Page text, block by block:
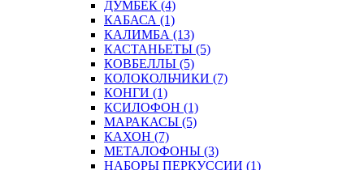
ДУМБЕК (4)
КАБАСА (1)
КАЛИМБА (13)
КАСТАНЬЕТЫ (5)
КОВБЕЛЛЫ (5)
КОЛОКОЛЬЧИКИ (7)
КОНГИ (1)
КСИЛОФОН (1)
МАРАКАСЫ (5)
КАХОН (7)
МЕТАЛОФОНЫ (3)
НАБОРЫ ПЕРКУССИИ (1)